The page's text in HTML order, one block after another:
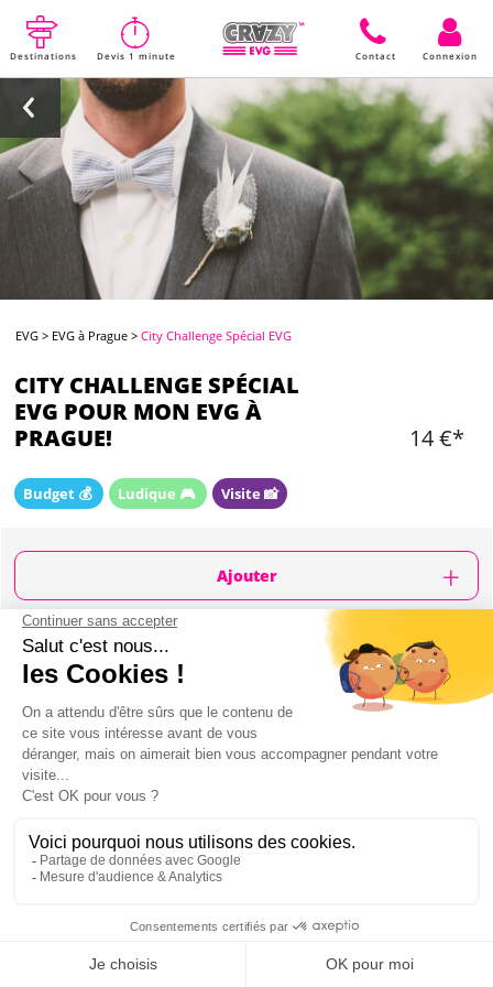
Destinations Devis 1 minute Contact Connexion
EVG > EVG à Prague >City Challenge Spécial EVG
CITY CHALLENGE SPÉCIAL
EVG POUR MON EVG À
PRAGUE!
14 €*
Budget 💰 Ludique 🎮 Visite 📸
Ajouter
CONTENU
City Challenge Spécial EVG dans le centre ville
Missions sur le thème du mariage et de ses
Plusieurs équipes de 1 à 6 personnes
Instructions de jeu
Codes d'accès
Jeu accessible depuis sur votre portable
Vous jouez le jour et à l'horaire de votre choix,
en toute autonomie
Mon EVG à Prague